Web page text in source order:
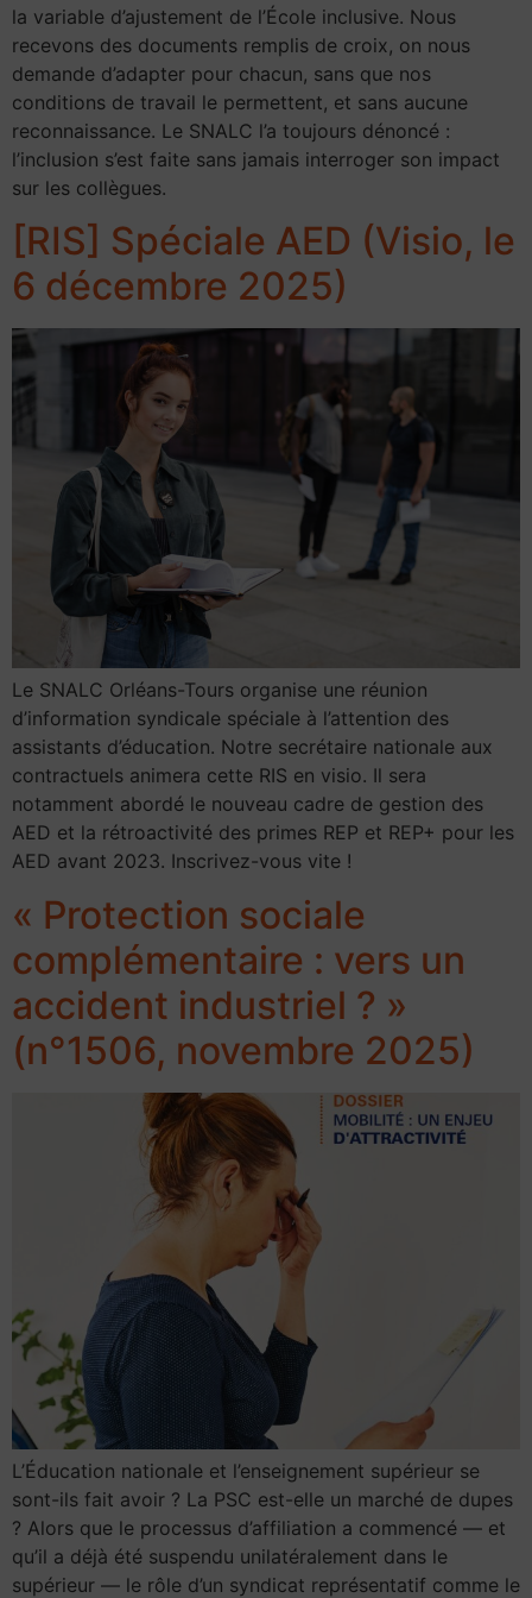
la variable d’ajustement de l’École inclusive. Nous
recevons des documents remplis de croix, on nous
demande d’adapter pour chacun, sans que nos
conditions de travail le permettent, et sans aucune
reconnaissance. Le SNALC l’a toujours dénoncé :
l’inclusion s’est faite sans jamais interroger son impact
sur les collègues.
[RIS] Spéciale AED (Visio, le
6 décembre 2025)
Le SNALC Orléans-Tours organise une réunion
d’information syndicale spéciale à l’attention des
assistants d’éducation. Notre secrétaire nationale aux
contractuels animera cette RIS en visio. Il sera
notamment abordé le nouveau cadre de gestion des
AED et la rétroactivité des primes REP et REP+ pour les
AED avant 2023. Inscrivez-vous vite !
« Protection sociale
complémentaire : vers un
accident industriel ? »
(n°1506, novembre 2025)
L’Éducation nationale et l’enseignement supérieur se
sont-ils fait avoir ? La PSC est-elle un marché de dupes
? Alors que le processus d’affiliation a commencé — et
qu’il a déjà été suspendu unilatéralement dans le
supérieur — le rôle d’un syndicat représentatif comme le